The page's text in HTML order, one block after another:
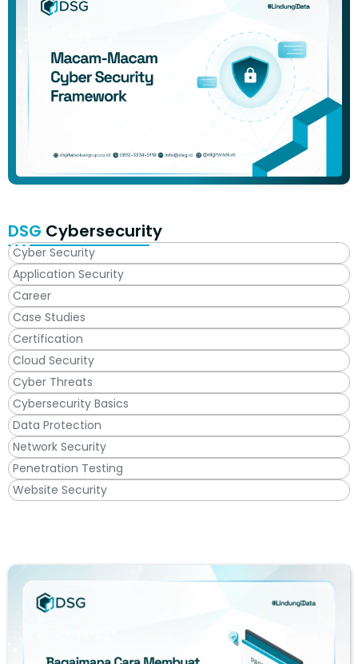
DSG Cybersecurity
Cyber Security
Application Security
Career
Case Studies
Certification
Cloud Security
Cyber Threats
Cybersecurity Basics
Data Protection
Network Security
Penetration Testing
Website Security